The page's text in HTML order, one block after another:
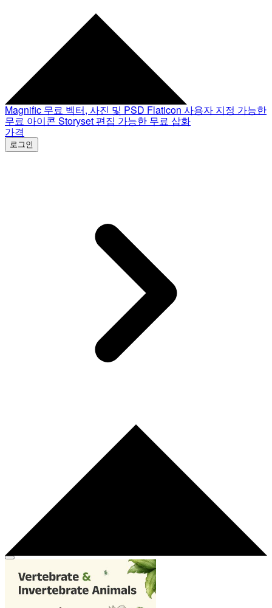
Magnific 무료 벡터, 사진 및 PSD Flaticon 사용자 지정 가능한
무료 아이콘 Storyset 편집 가능한 무료 삽화
가격
로그인